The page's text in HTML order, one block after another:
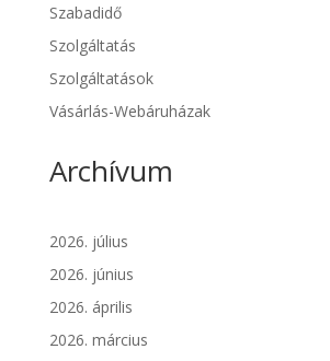
Szabadidő
Szolgáltatás
Szolgáltatások
Vásárlás-Webáruházak
Archívum
2026. július
2026. június
2026. április
2026. március